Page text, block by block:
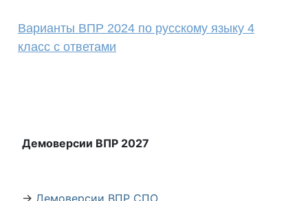
Варианты ВПР 2024 по русскому языку 4
класс с ответами
Демоверсии ВПР 2027
→ Демоверсии ВПР СПО